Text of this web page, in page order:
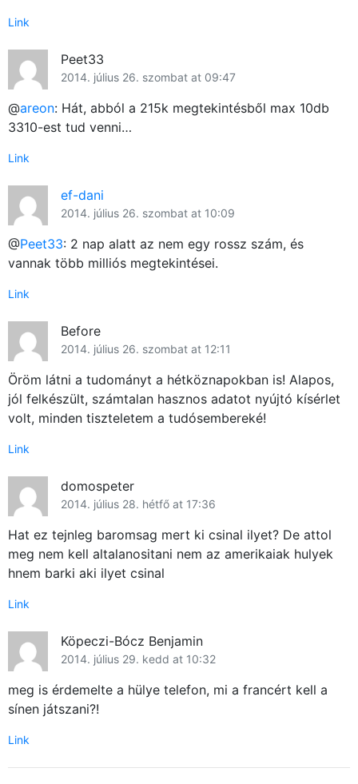
Link
Peet33
2014. július 26. szombat at 09:47
@areon: Hát, abból a 215k megtekintésből max 10db
3310-est tud venni…
Link
ef-dani
2014. július 26. szombat at 10:09
@Peet33: 2 nap alatt az nem egy rossz szám, és
vannak több milliós megtekintései.
Link
Before
2014. július 26. szombat at 12:11
Öröm látni a tudományt a hétköznapokban is! Alapos,
jól felkészült, számtalan hasznos adatot nyújtó kísérlet
volt, minden tiszteletem a tudósembereké!
Link
domospeter
2014. július 28. hétfő at 17:36
Hat ez tejnleg baromsag mert ki csinal ilyet? De attol
meg nem kell altalanositani nem az amerikaiak hulyek
hnem barki aki ilyet csinal
Link
Köpeczi-Bócz Benjamin
2014. július 29. kedd at 10:32
meg is érdemelte a hülye telefon, mi a francért kell a
sínen játszani?!
Link